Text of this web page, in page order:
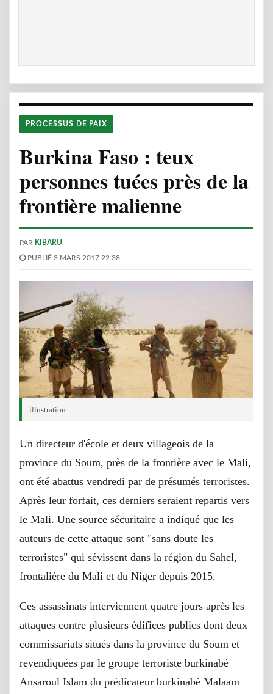
PROCESSUS DE PAIX
Burkina Faso : teux
personnes tuées près de la
frontière malienne
PAR KIBARU
PUBLIÉ 3 MARS 2017 22:38
illustration
Un directeur d'école et deux villageois de la
province du Soum, près de la frontière avec le Mali,
ont été abattus vendredi par de présumés terroristes.
Après leur forfait, ces derniers seraient repartis vers
le Mali. Une source sécuritaire a indiqué que les
auteurs de cette attaque sont "sans doute les
terroristes" qui sévissent dans la région du Sahel,
frontalière du Mali et du Niger depuis 2015.
Ces assassinats interviennent quatre jours après les
attaques contre plusieurs édifices publics dont deux
commissariats situés dans la province du Soum et
revendiquées par le groupe terroriste burkinabé
Ansaroul Islam du prédicateur burkinabè Malaam